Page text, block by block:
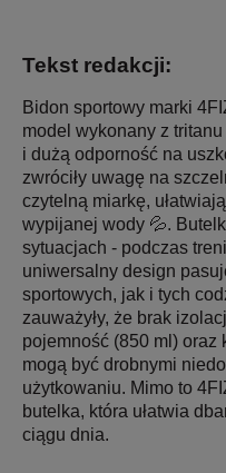
Tekst redakcji:
Bidon sportowy marki
model wykonany z
i dużą odporność na
zwróciły uwagę na
czytelną miarkę,
wypijanej wody 💦.
sytuacjach - podczas
uniwersalny design
sportowych, jak i tych
zauważyły, że brak
pojemność (850 ml) oraz
mogą być drobnymi
użytkowaniu. Mimo to
butelka, która ułatwia
ciągu dnia.